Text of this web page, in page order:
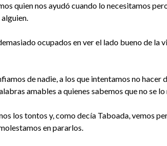
quien nos ayudó cuando lo necesitamos
ocupados en ver el lado bueno de la
de nadie, a los que intentamos no hacer
amables a quienes sabemos que no se lo
los tontos y, como decía Taboada, vemos
en pararlos.